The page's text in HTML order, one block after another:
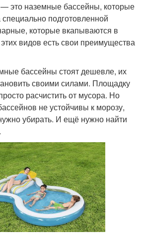
это наземные бассейны, которые
подготовленной
которые вкапываются в
видов есть свои преимущества
бассейны стоят дешевле, их
своими силами. Площадку
расчистить от мусора. Но
не устойчивы к морозу,
убирать. И ещё нужно найти